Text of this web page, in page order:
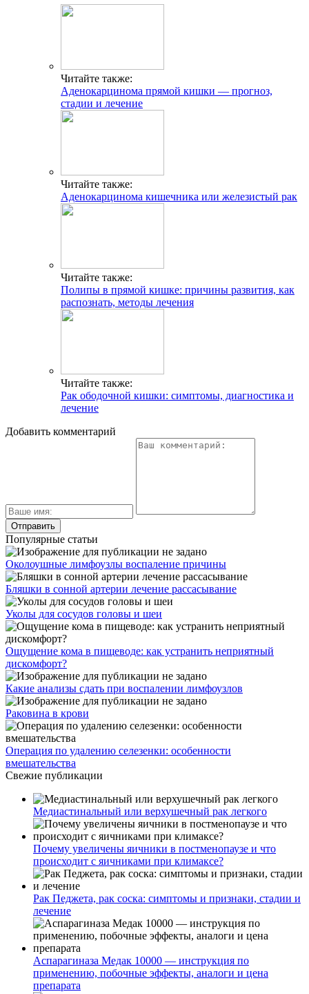
Читайте также:
Аденокарцинома прямой кишки — прогноз,
стадии и лечение
Читайте также:
Аденокарцинома кишечника или железистый рак
Читайте также:
Полипы в прямой кишке: причины развития, как
распознать, методы лечения
Читайте также:
Рак ободочной кишки: симптомы, диагностика и
лечение
Добавить комментарий
Популярные статьи
Околоушные лимфоузлы воспаление причины
Бляшки в сонной артерии лечение рассасывание
Уколы для сосудов головы и шеи
Ощущение кома в пищеводе: как устранить неприятный
дискомфорт?
Какие анализы сдать при воспалении лимфоузлов
Раковина в крови
Операция по удалению селезенки: особенности
вмешательства
Свежие публикации
Медиастинальный или верхушечный рак легкого
Почему увеличены яичники в постменопаузе и что
происходит с яичниками при климаксе?
Рак Педжета, рак соска: симптомы и признаки, стадии и
лечение
Аспарагиназа Медак 10000 — инструкция по
применению, побочные эффекты, аналоги и цена
препарата